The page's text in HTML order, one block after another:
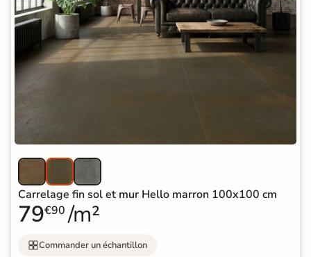
Carrelage fin sol et mur Hello marron 100x100 cm
79€90 /m²
Commander un échantillon